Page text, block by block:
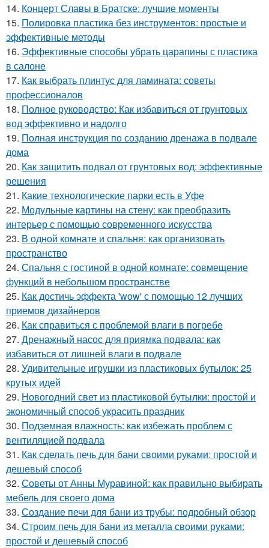
14. Концерт Славы в Братске: лучшие моменты
15. Полировка пластика без инструментов: простые и
эффективные методы
16. Эффективные способы убрать царапины с пластика
в салоне
17. Как выбрать плинтус для ламината: советы
профессионалов
18. Полное руководство: Как избавиться от грунтовых
вод эффективно и надолго
19. Полная инструкция по созданию дренажа в подвале
дома
20. Как защитить подвал от грунтовых вод: эффективные
решения
21. Какие технологические парки есть в Уфе
22. Модульные картины на стену: как преобразить
интерьер с помощью современного искусства
23. В одной комнате и спальня: как организовать
пространство
24. Спальня с гостиной в одной комнате: совмещение
функций в небольшом пространстве
25. Как достичь эффекта 'wow' с помощью 12 лучших
приемов дизайнеров
26. Как справиться с проблемой влаги в погребе
27. Дренажный насос для приямка подвала: как
избавиться от лишней влаги в подвале
28. Удивительные игрушки из пластиковых бутылок: 25
крутых идей
29. Новогодний свет из пластиковой бутылки: простой и
экономичный способ украсить праздник
30. Подземная влажность: как избежать проблем с
вентиляцией подвала
31. Как сделать печь для бани своими руками: простой и
дешевый способ
32. Советы от Анны Муравиной: как правильно выбирать
мебель для своего дома
33. Создание печи для бани из трубы: подробный обзор
34. Строим печь для бани из металла своими руками:
простой и дешевый способ